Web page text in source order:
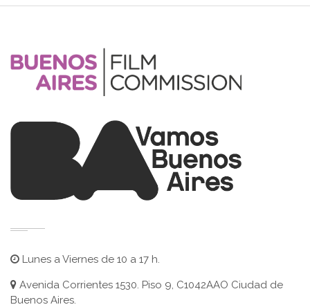
Lunes a Viernes de 10 a 17 h.
Avenida Corrientes 1530. Piso 9, C1042AAO Ciudad de
Buenos Aires.